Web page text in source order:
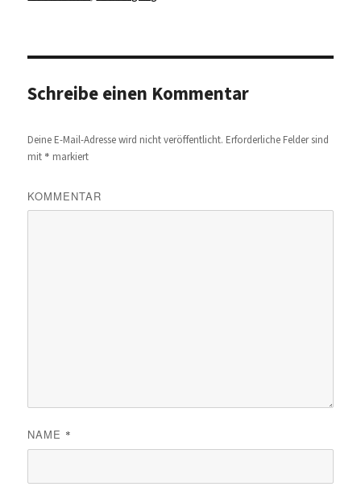
Schreibe einen Kommentar
Deine E-Mail-Adresse wird nicht veröffentlicht. Erforderliche Felder sind
mit * markiert
KOMMENTAR
NAME *